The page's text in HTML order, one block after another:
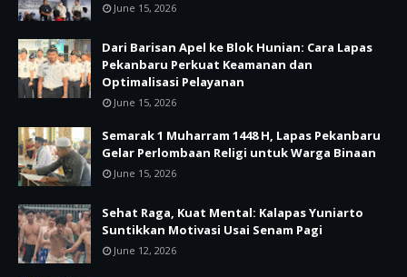
June 15, 2026
Dari Barisan Apel ke Blok Hunian: Cara Lapas
Pekanbaru Perkuat Keamanan dan
Optimalisasi Pelayanan
June 15, 2026
Semarak 1 Muharram 1448 H, Lapas Pekanbaru
Gelar Perlombaan Religi untuk Warga Binaan
June 15, 2026
Sehat Raga, Kuat Mental: Kalapas Yuniarto
Suntikkan Motivasi Usai Senam Pagi
June 12, 2026